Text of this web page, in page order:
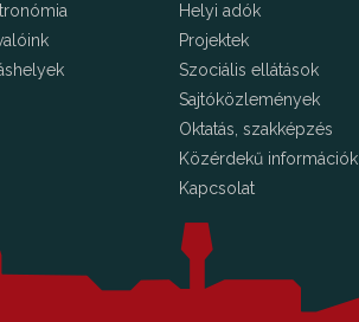
Helyi adók
Projektek
Szociális ellátások
Sajtóközlemények
Oktatás, szakképzés
Közérdekű információk
Kapcsolat